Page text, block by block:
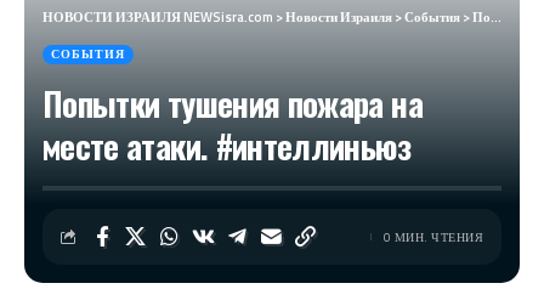
НОВОСТИ ИЗРАИЛЯ NEWSisra.com >Новости Израиля>События>Попытки тушения пожара на месте атаки. #интеллиньюз
СОБЫТИЯ
Попытки тушения пожара на
месте атаки. #интеллиньюз
0 МИН. ЧТЕНИЯ